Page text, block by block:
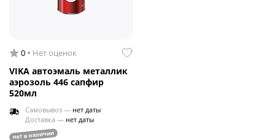
0 Нет оценок
VIKA автоэмаль металлик
аэрозоль 446 сапфир
520мл
Самовывоз — нет даты
Доставка — нет даты
нет в наличии